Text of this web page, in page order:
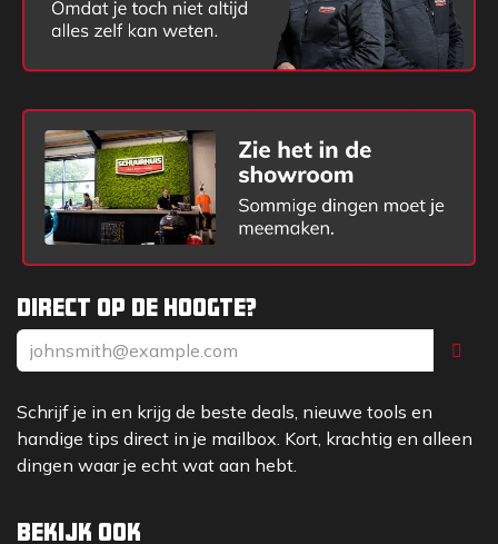
Direct op de hoogte?
Schrijf je in en krijg de beste deals, nieuwe tools en
handige tips direct in je mailbox. Kort, krachtig en alleen
dingen waar je echt wat aan hebt.
Bekijk ook